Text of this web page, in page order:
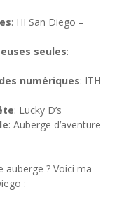
: HI San Diego –
seules:
numériques: ITH
: Lucky D’s
: Auberge d’aventure
auberge ? Voici ma
: